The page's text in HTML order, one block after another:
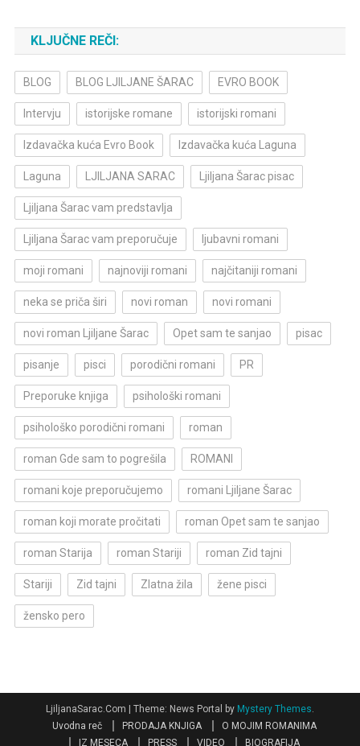
KLJUČNE REČI:
BLOG BLOG LJILJANE ŠARAC EVRO BOOK
Intervju istorijske romane istorijski romani
Izdavačka kuća Evro Book Izdavačka kuća Laguna
Laguna LJILJANA SARAC Ljiljana Šarac pisac
Ljiljana Šarac vam predstavlja
Ljiljana Šarac vam preporučuje ljubavni romani
moji romani najnoviji romani najčitaniji romani
neka se priča širi novi roman novi romani
novi roman Ljiljane Šarac Opet sam te sanjao pisac
pisanje pisci porodični romani PR
Preporuke knjiga psihološki romani
psihološko porodični romani roman
roman Gde sam to pogrešila ROMANI
romani koje preporučujemo romani Ljiljane Šarac
roman koji morate pročitati roman Opet sam te sanjao
roman Starija roman Stariji roman Zid tajni
Stariji Zid tajni Zlatna žila žene pisci
žensko pero
LjiljanaSarac.Com | Theme: News Portal by Mystery Themes.
Uvodna reč
PRODAJA KNJIGA
O MOJIM ROMANIMA
IZ MESECA
PRESS VIDEO BIOGRAFIJA